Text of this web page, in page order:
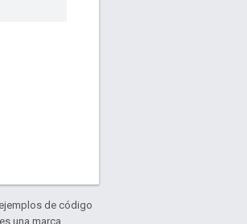
de código
es una marca